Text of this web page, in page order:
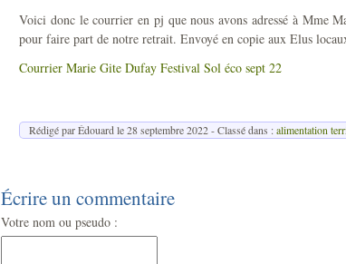
Voici donc le courrier en pj que nous avons adressé à Mme
pour faire part de notre retrait. Envoyé en copie aux Elus
Courrier Marie Gite Dufay Festival Sol éco sept 22
Rédigé par Édouard le28 septembre 2022- Classé dans :alimentation
Écrire un commentaire
Votre nom ou pseudo :